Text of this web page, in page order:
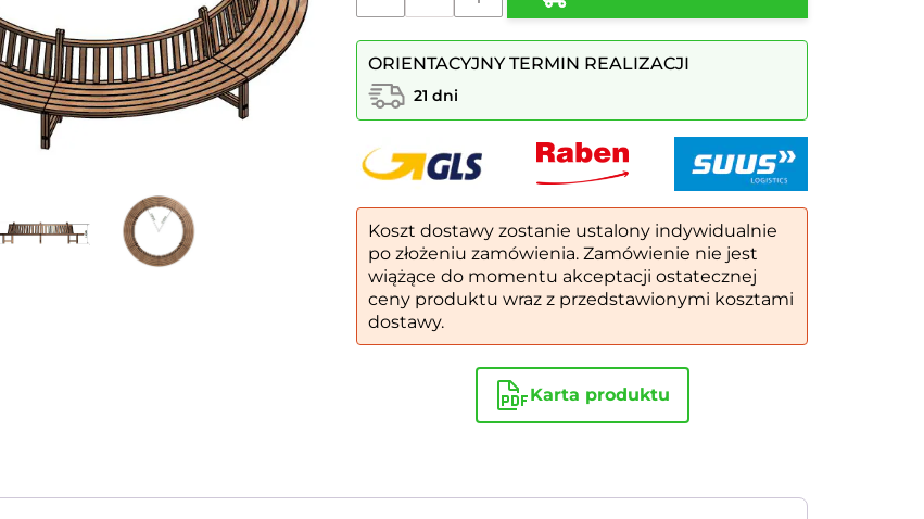
okalająca
drewniana
nr
1
ORIENTACYJNY TERMIN REALIZACJI
21 dni
Koszt dostawy zostanie ustalony indywidualnie
po złożeniu zamówienia. Zamówienie nie jest
wiążące do momentu akceptacji ostatecznej
ceny produktu wraz z przedstawionymi kosztami
dostawy.
Karta produktu